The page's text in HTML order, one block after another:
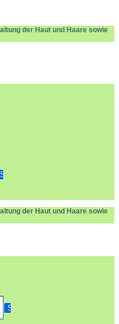
der Haut und Haare sowie
der Haut und Haare sowie